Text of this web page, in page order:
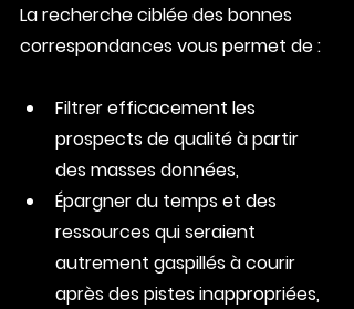
La recherche ciblée des bonnes
correspondances vous permet de :
Filtrer efficacement les
prospects de qualité à partir
des masses données,
Épargner du temps et des
ressources qui seraient
autrement gaspillés à courir
après des pistes inappropriées,